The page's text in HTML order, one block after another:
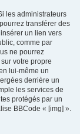
les administrateurs
transférer des
un lien vers
comme par
ne pourrez
votre propre
lui-même un
derrière un
les services de
protégés par un
BBCode « [img] ».